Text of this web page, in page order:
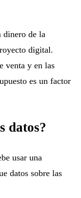
dinero de la
digital.
venta y en las
es un factor
datos?
usar una
datos sobre las